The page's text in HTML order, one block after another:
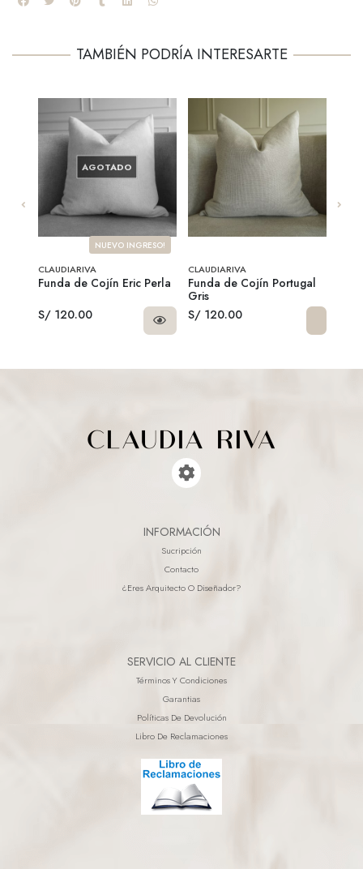
TAMBIÉN PODRÍA INTERESARTE
AGOTADO
NUEVO INGRESO!
CLAUDIARIVA
Funda de Cojín Eric Perla
S/ 120.00
CLAUDIARIVA
Funda de Cojín Portugal
Gris
S/ 120.00
INFORMACIÓN
Sucripción
Contacto
¿eres Arquitecto O Diseñador?
SERVICIO AL CLIENTE
Términos Y Condiciones
Garantias
Políticas De Devolución
Libro De Reclamaciones